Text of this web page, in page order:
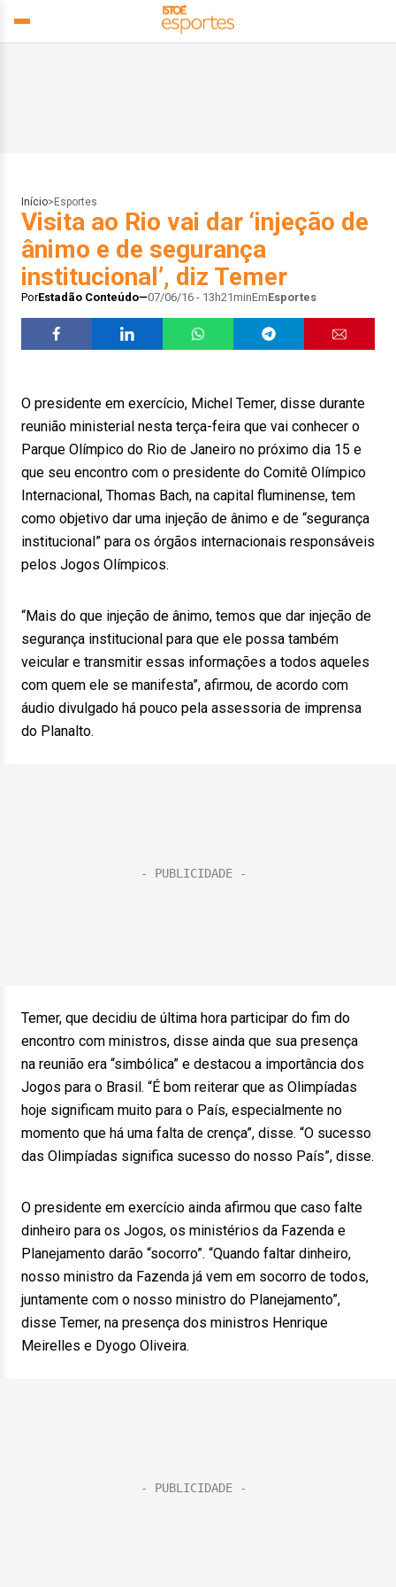
Início> Esportes
Visita ao Rio vai dar ‘injeção de
ânimo e de segurança
institucional’, diz Temer
PorEstadão Conteúdo 07/06/16 - 13h21minEmEsportes
O presidente em exercício, Michel Temer, disse durante
reunião ministerial nesta terça-feira que vai conhecer o
Parque Olímpico do Rio de Janeiro no próximo dia 15 e
que seu encontro com o presidente do Comitê Olímpico
Internacional, Thomas Bach, na capital fluminense, tem
como objetivo dar uma injeção de ânimo e de “segurança
institucional” para os órgãos internacionais responsáveis
pelos Jogos Olímpicos.
“Mais do que injeção de ânimo, temos que dar injeção de
segurança institucional para que ele possa também
veicular e transmitir essas informações a todos aqueles
com quem ele se manifesta”, afirmou, de acordo com
áudio divulgado há pouco pela assessoria de imprensa
do Planalto.
Temer, que decidiu de última hora participar do fim do
encontro com ministros, disse ainda que sua presença
na reunião era “simbólica” e destacou a importância dos
Jogos para o Brasil. “É bom reiterar que as Olimpíadas
hoje significam muito para o País, especialmente no
momento que há uma falta de crença”, disse. “O sucesso
das Olimpíadas significa sucesso do nosso País”, disse.
O presidente em exercício ainda afirmou que caso falte
dinheiro para os Jogos, os ministérios da Fazenda e
Planejamento darão “socorro”. “Quando faltar dinheiro,
nosso ministro da Fazenda já vem em socorro de todos,
juntamente com o nosso ministro do Planejamento”,
disse Temer, na presença dos ministros Henrique
Meirelles e Dyogo Oliveira.